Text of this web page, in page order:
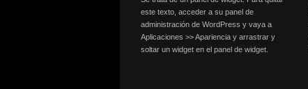
este texto, acceder a su panel de
administración de WordPress y vaya a
Aplicaciones >> Apariencia y arrastrar y
soltar un widget en el panel de widget.